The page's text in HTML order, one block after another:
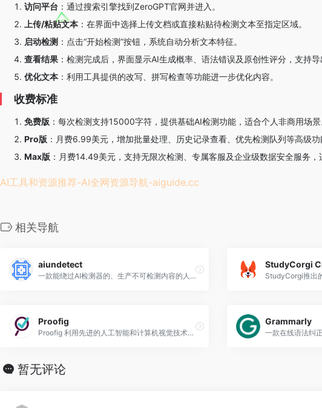
访问平台 ：通过搜索引擎找到ZeroGPT官网并进入。
上传/粘贴文本 ：在界面中选择上传文档或直接粘贴待检测文本至指定区域。
启动检测 ：点击“开始检测”按钮，系统自动分析文本特征。
查看结果 ：检测完成后，界面显示AI生成概率、语法错误及原创性评分，支持导
优化文本 ：利用工具提供的改写、拼写检查等功能进一步优化内容。
收费标准
免费版 ：每次检测支持15000字符，提供基础AI检测功能，适合个人非商用场景
Pro版 ：月费6.99美元，增加批量处理、历史记录查看、优先检测队列等高级功
Max版 ：月费14.49美元，支持无限次检测、专属客服及企业级数据安全服务，
AI工具和资源推荐-AI全网资源导航-aiguide.cc
相关导航
aiundetect
一款能绕过AI检测器的、生产不可检测内容的人工智能写作工具
StudyCorgi
StudyCorgi推出
Proofig
Proofig 利用先进的人工智能和计算机视觉技术作为科学图像完整性工具。
Grammarly
一款在线语法纠
暂无评论